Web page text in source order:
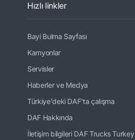
Hızlı linkler
Bayi Bulma Sayfası
Kamyonlar
Servisler
Haberler ve Medya
Türkiye'deki DAF'ta çalışma
DAF Hakkında
İletişim bilgileri DAF Trucks Turkey